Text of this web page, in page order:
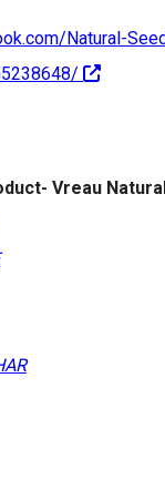
Natural-
Vreau Natural